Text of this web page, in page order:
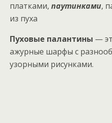
платками, паутинками,
из пуха
Пуховые палантины —
ажурные шарфы с
узорными рисунками.